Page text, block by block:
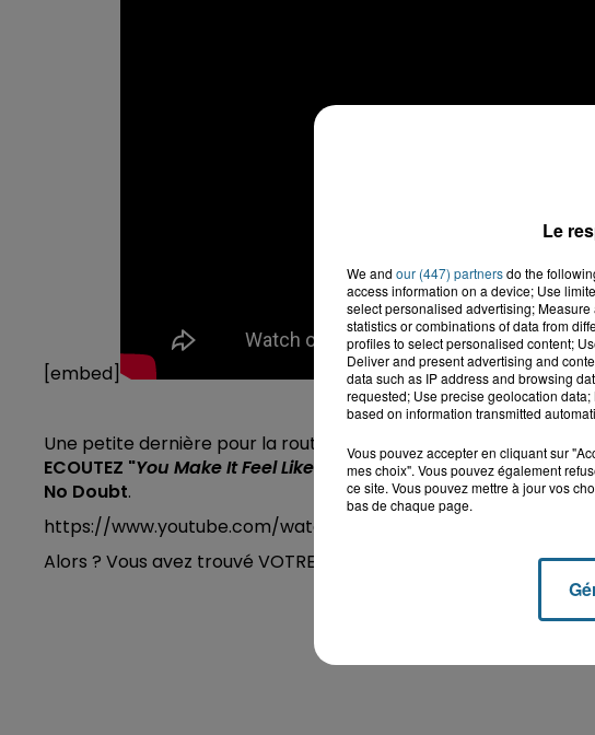
[embed]
Une petite dernière pour la route et après vous aurez l'embarras
ECOUTEZ "You Make It Feel Like Christmas"en duo avecBlake
No Doubt.
https://www.youtube.com/watch?v=uA4STm4hx7Q
Alors ? Vous avez trouvé VOTRE
Le
We and our (447) partnersdo the
access information on a device; Use
select personalised advertising;
statistics or combinations of data from
profiles to select personalised content;
Deliver and present advertising and
data such as IP address and browsing
requested; Use precise geolocation
based on information transmitted
Vous pouvez accepter en cliquant sur
mes choix". Vous pouvez également
ce site. Vous pouvez mettre à jour vos
bas de chaque page.